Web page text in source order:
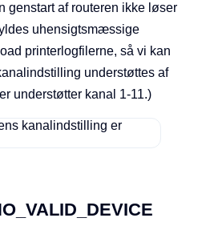
genstart af routeren ikke løser
uhensigtsmæssige
printerlogfilerne, så vi kan
understøttes af
understøtter kanal 1-11.)